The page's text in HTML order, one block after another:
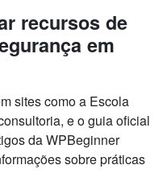
recursos de
em
sites como a Escola
e o guia oficial
da WPBeginner
sobre práticas